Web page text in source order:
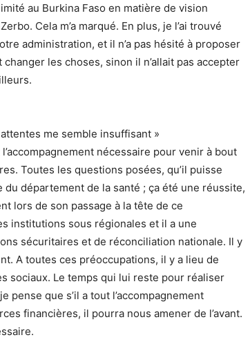
au Burkina Faso en matière de vision
Cela m’a marqué. En plus, je l’ai trouvé
administration, et il n’a pas hésité à proposer
les choses, sinon il n’allait pas accepter
me semble insuffisant »
nécessaire pour venir à bout
Toutes les questions posées, qu’il puisse
département de la santé ; ça été une réussite,
lors de son passage à la tête de ce
institutions sous régionales et il a une
sécuritaires et de réconciliation nationale. Il y
A toutes ces préoccupations, il y a lieu de
sociaux. Le temps qui lui reste pour réaliser
que s’il a tout l’accompagnement
financières, il pourra nous amener de l’avant.